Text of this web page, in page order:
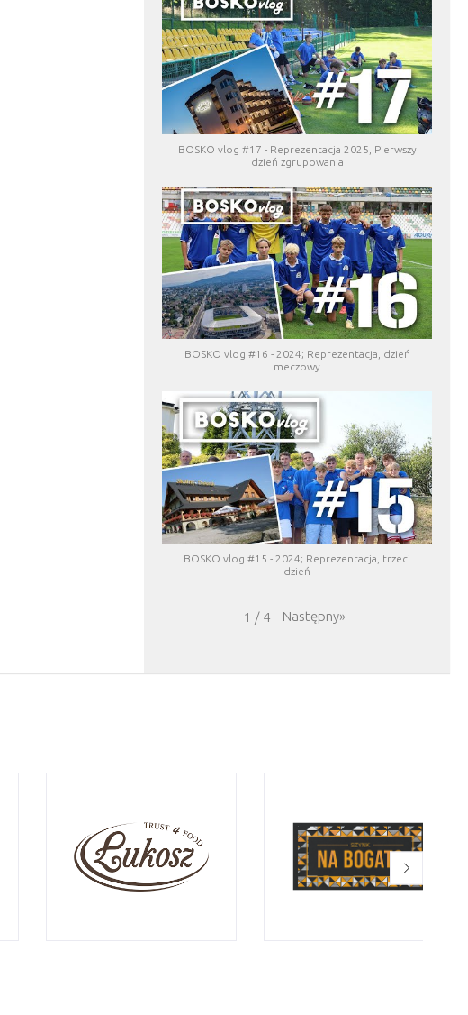
BOSKO vlog #17 - Reprezentacja 2025, Pierwszy
dzień zgrupowania
BOSKO vlog #16 - 2024; Reprezentacja, dzień
meczowy
BOSKO vlog #15 - 2024; Reprezentacja, trzeci
dzień
1 / 4 Następny»